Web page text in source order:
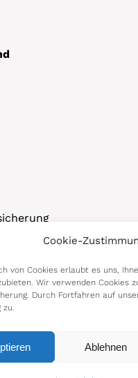
Cookie-
von Cookies erlaubt es uns,
Wir verwenden Cookies
Durch Fortfahren auf
zu.
Ablehnen